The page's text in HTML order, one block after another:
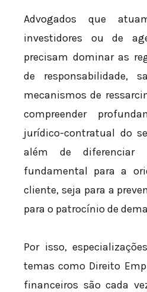
Advogados que
investidores ou de
precisam dominar as
de responsabilidade,
mecanismos de
compreender
jurídico-contratual do
além de diferenciar
fundamental para a
cliente, seja para a
para o patrocínio de
Por isso,
temas como Direito
financeiros são cada